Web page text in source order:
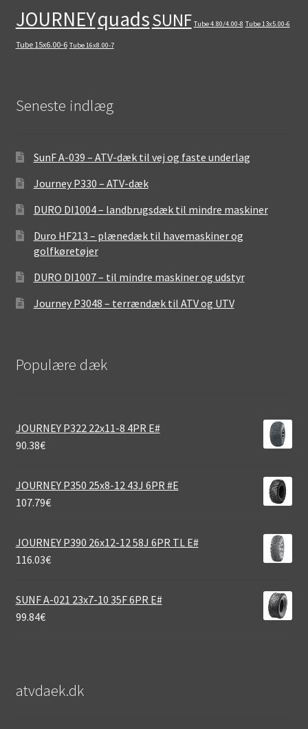
JOURNEYquadsSUNF Tube 4.80/4.00-8 Tube 13x5.00-6
Tube 15x6.00-6 Tube 16x8.00-7
Seneste indlæg
SunF A-039 – ATV-dæk til vej og faste underlag
Journey P330 – ATV-dæk
DURO DI1004 – landbrugsdæk til mindre maskiner
Duro HF213 – plænedæk til havemaskiner og
golfkøretøjer
DURO DI1007 – til mindre maskiner og udstyr
Journey P3048 – terrændæk til ATV og UTV
Populære dæk
JOURNEY P322 22x11-8 4PR E#
90.38€
JOURNEY P350 25x8-12 43J 6PR #E
107.79€
JOURNEY P390 26x12-12 58J 6PR TL E#
116.03€
SUNF A-021 23x7-10 35F 6PR E#
99.84€
atvdaek.dk